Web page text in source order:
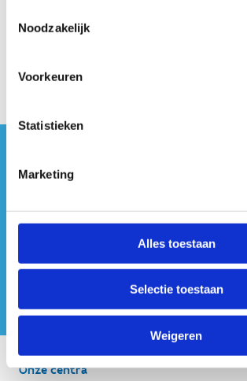
Noodzakelijk
Voorkeuren
Statistieken
Marketing
Alles toestaan
Selectie toestaan
Weigeren
Onze centra